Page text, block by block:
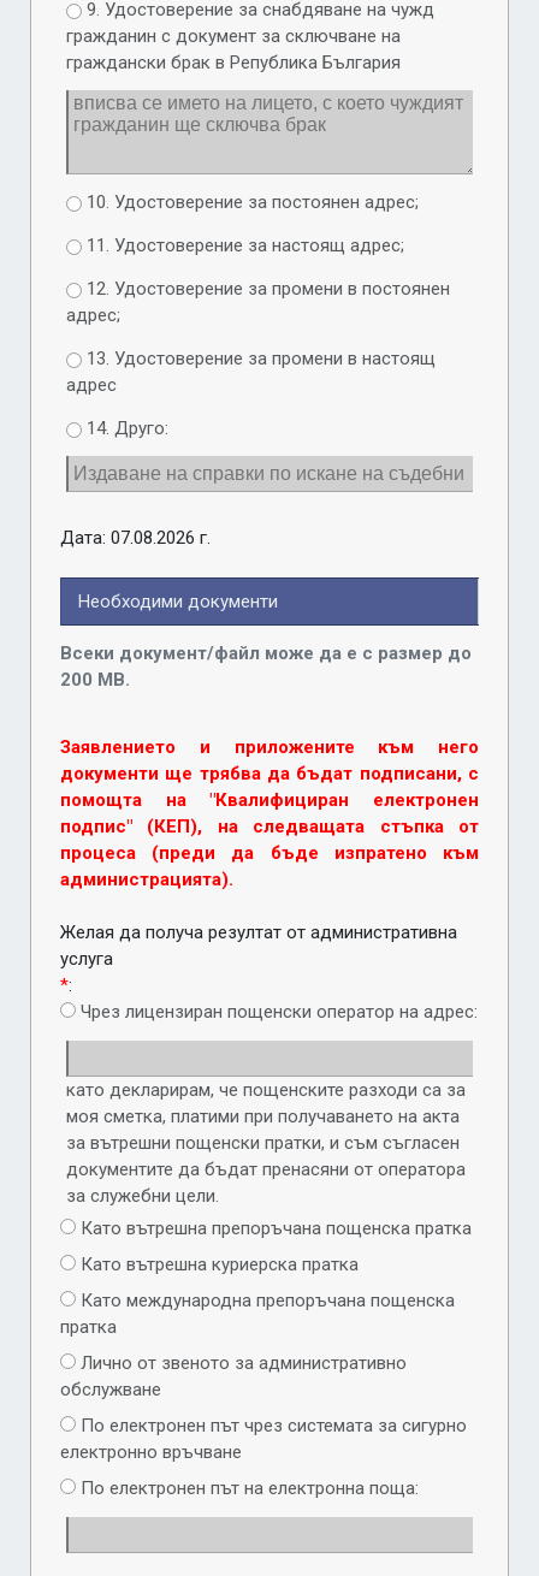
9. Удостоверение за снабдяване на чужд
гражданин с документ за сключване на
граждански брак в Република България
10. Удостоверение за постоянен адрес;
11. Удостоверение за настоящ адрес;
12. Удостоверение за промени в постоянен
адрес;
13. Удостоверение за промени в настоящ
адрес
14. Друго:
Дата: 07.08.2026 г.
Всеки документ/файл може да е с размер до
200 MB.
Необходими документи
Заявлението и приложените към него
документи ще трябва да бъдат подписани, с
помощта на "Квалифициран електронен
подпис" (КЕП), на следващата стъпка от
процеса (преди да бъде изпратено към
администрацията).
Желая да получа резултат от административна
услуга
*:
Чрез лицензиран пощенски оператор на адрес:
като декларирам, че пощенските разходи са за
моя сметка, платими при получаването на акта
за вътрешни пощенски пратки, и съм съгласен
документите да бъдат пренасяни от оператора
за служебни цели.
Като вътрешна препоръчана пощенска пратка
Като вътрешна куриерска пратка
Като международна препоръчана пощенска
пратка
Лично от звеното за административно
обслужване
По електронен път чрез системата за сигурно
електронно връчване
По електронен път на електронна поща: